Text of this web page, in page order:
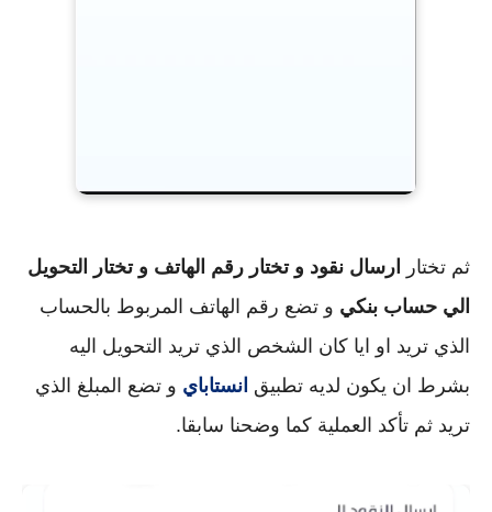
ثم تختار
ارسال نقود و تختار رقم الهاتف و تختار التحويل
الي حساب بنكي و تضع رقم الهاتف المربوط بالحساب
الذي تريد او ايا كان الشخص الذي تريد التحويل اليه
بشرط ان يكون لديه تطبيق انستاباي و تضع المبلغ الذي
تريد ثم تأكد العملية كما وضحنا سابقا.